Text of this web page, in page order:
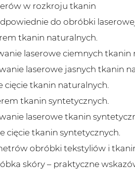
w rozkroju tkanin
do obróbki
tkanin naturalnych.
laserowe ciemnych tkanin
laserowe jasnych tkanin
cięcie tkanin naturalnych.
tkanin syntetycznych.
laserowe tkanin
cięcie tkanin syntetycznych.
obróbki tekstyliów i
skóry – praktyczne